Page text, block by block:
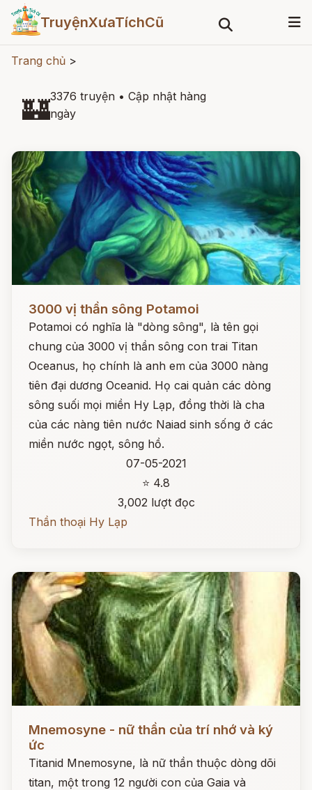
TruyệnXưaTíchCũ
Trang chủ >
🏰3376 truyện • Cập nhật hàng
ngày
3000 vị thần sông Potamoi
Potamoi có nghĩa là "dòng sông", là tên gọi
chung của 3000 vị thần sông con trai Titan
Oceanus, họ chính là anh em của 3000 nàng
tiên đại dương Oceanid. Họ cai quản các dòng
sông suối mọi miền Hy Lạp, đồng thời là cha
của các nàng tiên nước Naiad sinh sống ở các
miền nước ngọt, sông hồ.
07-05-2021
⭐ 4.8
3,002 lượt đọc
Thần thoại Hy Lạp
Mnemosyne - nữ thần của trí nhớ và ký
ức
Titanid Mnemosyne, là nữ thần thuộc dòng dõi
titan, một trong 12 người con của Gaia và